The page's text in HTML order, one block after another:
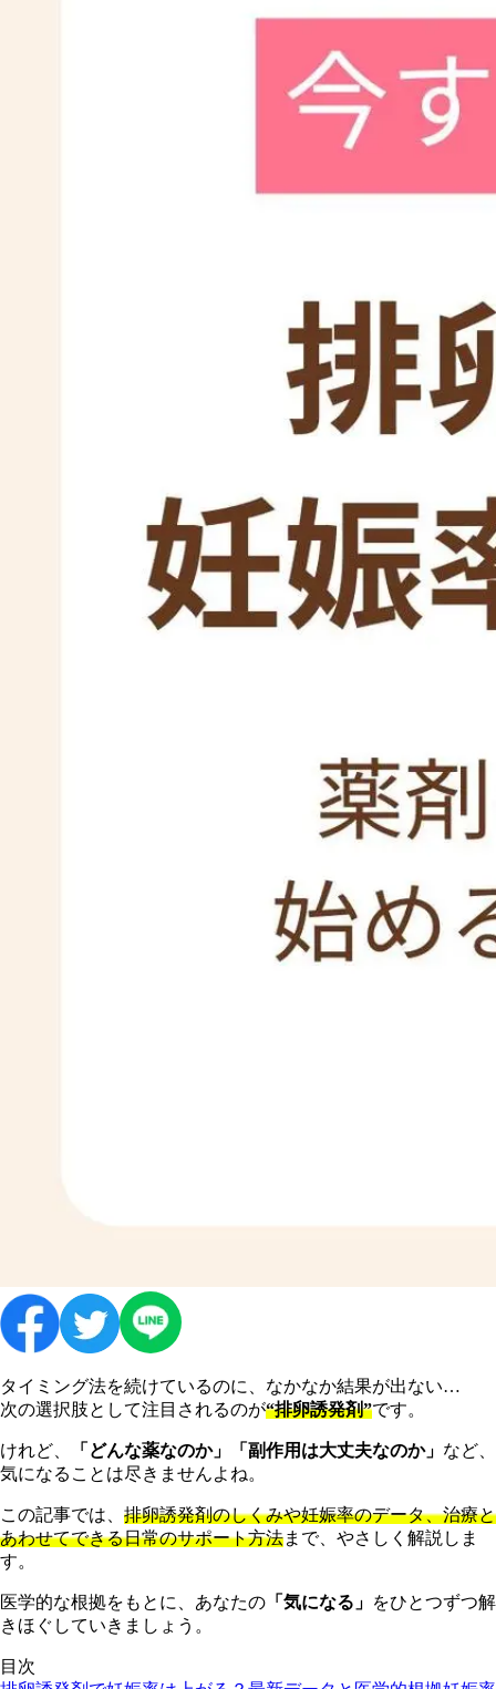
タイミング法を続けているのに、なかなか結果が出ない…
次の選択肢として注目されるのが“排卵誘発剤”です。
けれど、 「どんな薬なのか」「副作用は大丈夫なのか」 など、
気になることは尽きませんよね。
この記事では、 排卵誘発剤のしくみや妊娠率のデータ、治療と
あわせてできる日常のサポート方法まで、やさしく解説しま
す。
医学的な根拠をもとに、あなたの 「気になる」 をひとつずつ解
きほぐしていきましょう。
目次